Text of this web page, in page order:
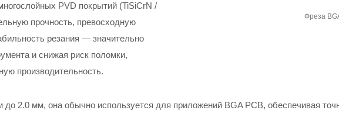
Фреза
PVD покрытий (TiSiCrN /
прочность, превосходную
резания — значительно
и снижая риск поломки,
производительность.
до 2.0 мм, она обычно используется для приложений BGA PCB, обеспечивая